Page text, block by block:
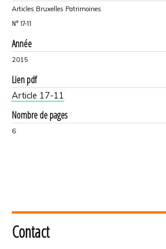
Articles Bruxelles Patrimoines
N° 17-11
Année
2015
Lien pdf
Article 17-11
Nombre de pages
6
Contact